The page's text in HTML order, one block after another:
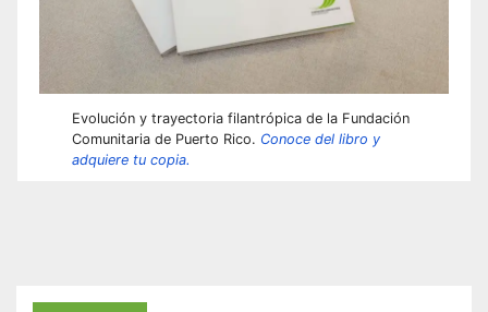
Evolución y trayectoria filantrópica de la Fundación
Comunitaria de Puerto Rico. Conoce del libro y
adquiere tu copia.